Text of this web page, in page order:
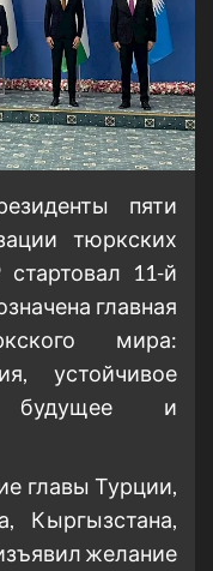
пяти
тюркских
11-й
главная
мира:
устойчивое
будущее и
главы Турции,
Кыргызстана,
желание